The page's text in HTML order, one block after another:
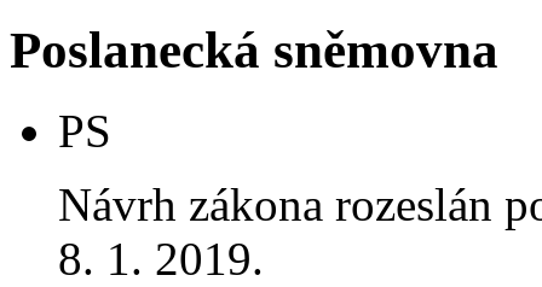
Poslanecká sněmovna
PS
Návrh zákona rozeslán
8. 1. 2019.